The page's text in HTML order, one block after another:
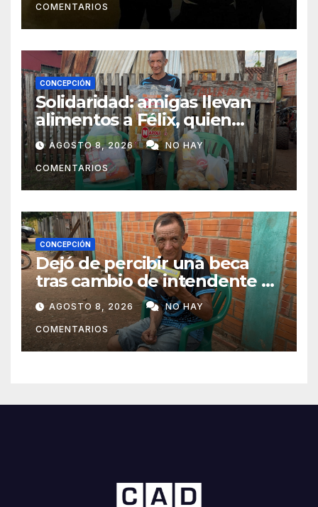
COMENTARIOS
CONCEPCIÓN
Solidaridad: amigas llevan
alimentos a Félix, quien
ahora vende caramelos para
subsistir
AGOSTO 8, 2026 NO HAY
COMENTARIOS
CONCEPCIÓN
Dejó de percibir una beca
tras cambio de intendente y
ahora vende caramelos para
subsistir
AGOSTO 8, 2026 NO HAY
COMENTARIOS